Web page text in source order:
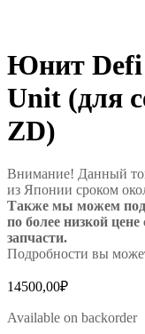
Юнит Defi
Unit (для
ZD)
Внимание! Данный
из Японии сроком
Также мы можем
по более низкой
запчасти.
Подробности вы
14500,00₽
Available on backorder